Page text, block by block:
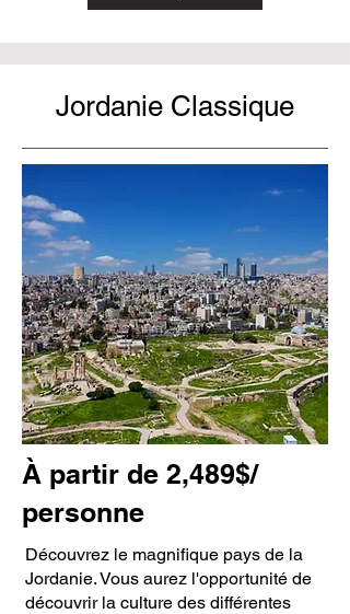
Jordanie Classique
À partir de 2,489$/
personne
Découvrez le magnifique pays de la
Jordanie. Vous aurez l'opportunité de
découvrir la culture des différentes